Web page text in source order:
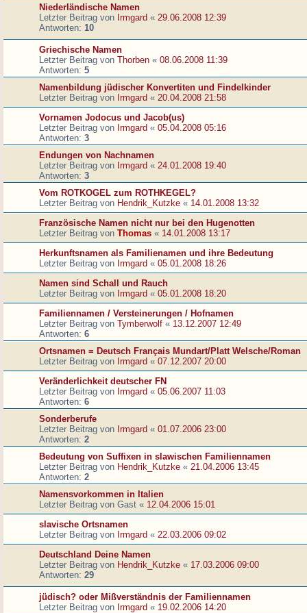
Niederländische Namen
Letzter Beitrag von Irmgard « 29.06.2008 12:39
Antworten: 10
Griechische Namen
Letzter Beitrag von Thorben « 08.06.2008 11:39
Antworten: 5
Namenbildung jüdischer Konvertiten und Findelkinder
Letzter Beitrag von Irmgard « 20.04.2008 21:58
Vornamen Jodocus und Jacob(us)
Letzter Beitrag von Irmgard « 05.04.2008 05:16
Antworten: 3
Endungen von Nachnamen
Letzter Beitrag von Irmgard « 24.01.2008 19:40
Antworten: 3
Vom ROTKOGEL zum ROTHKEGEL?
Letzter Beitrag von Hendrik_Kutzke « 14.01.2008 13:32
Französische Namen nicht nur bei den Hugenotten
Letzter Beitrag von Thomas « 14.01.2008 13:17
Herkunftsnamen als Familienamen und ihre Bedeutung
Letzter Beitrag von Irmgard « 05.01.2008 18:26
Namen sind Schall und Rauch
Letzter Beitrag von Irmgard « 05.01.2008 18:20
Familiennamen / Versteinerungen / Hofnamen
Letzter Beitrag von Tymberwolf « 13.12.2007 12:49
Antworten: 6
Ortsnamen = Deutsch Français Mundart/Platt Welsche/Roman
Letzter Beitrag von Irmgard « 07.12.2007 20:00
Veränderlichkeit deutscher FN
Letzter Beitrag von Irmgard « 05.06.2007 11:03
Antworten: 6
Sonderberufe
Letzter Beitrag von Irmgard « 01.07.2006 23:00
Antworten: 2
Bedeutung von Suffixen in slawischen Familiennamen
Letzter Beitrag von Hendrik_Kutzke « 21.04.2006 13:45
Antworten: 2
Namensvorkommen in Italien
Letzter Beitrag von Gast « 12.04.2006 15:01
slavische Ortsnamen
Letzter Beitrag von Irmgard « 22.03.2006 09:02
Deutschland Deine Namen
Letzter Beitrag von Hendrik_Kutzke « 17.03.2006 09:00
Antworten: 29
jüdisch? oder Mißverständnis der Familiennamen
Letzter Beitrag von Irmgard « 19.02.2006 14:20